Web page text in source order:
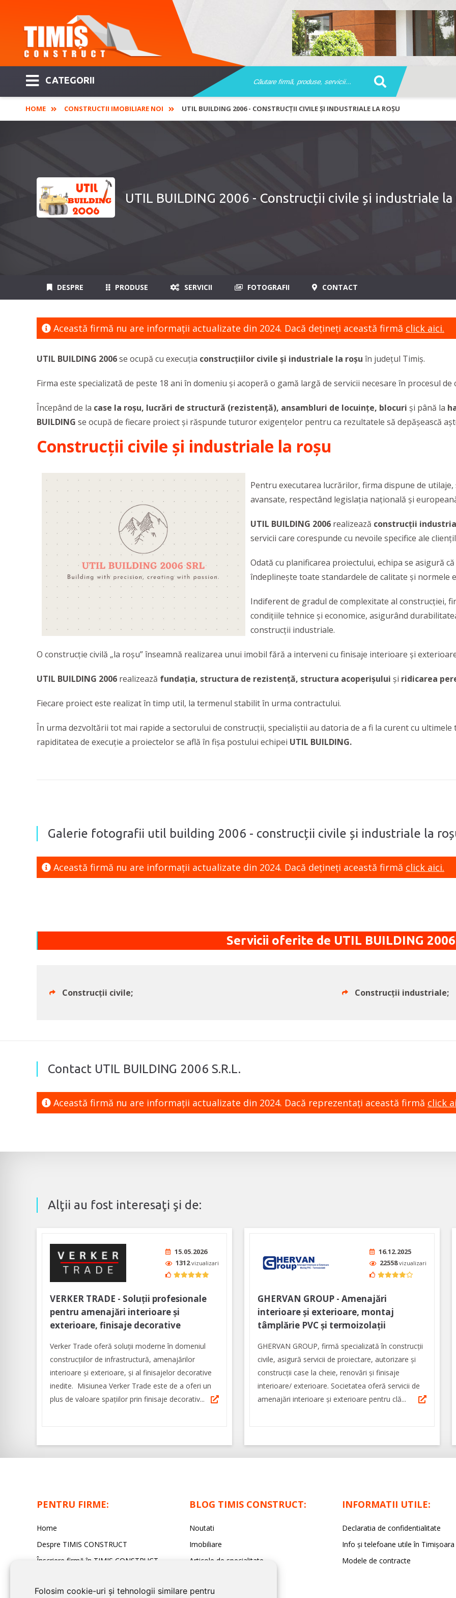
Folosim cookie-uri și tehnologii similare pentru
CATEGORII
HOME CONSTRUCTII IMOBILIARE NOI UTIL BUILDING 2006 - CONSTRUCȚII CIVILE ȘI INDUSTRIALE LA ROȘU
UTIL BUILDING 2006 - Construcții civile și industriale la
DESPRE PRODUSE SERVICII FOTOGRAFII CONTACT
Această firmă nu are informaţii actualizate din 2024. Dacă dețineți această firmă click aici.
UTIL BUILDING 2006se ocupă cu execuția construcțiilor civile și industriale la roșu în județul Timiș.
Firma este specializată de peste 18 ani în domeniu și acoperă o gamă largă de servicii necesare în procesul
Începând de la case la roșu, lucrări de structură (rezistență), ansambluri de locuințe, blocuri și până la
BUILDING se ocupă de fiecare proiect și răspunde tuturor exigențelor pentru ca rezultatele să depășească
Construcții civile și industriale la roșu
Pentru executarea lucrărilor, firma dispune de
avansate, respectând legislația națională și
UTIL BUILDING 2006 realizează construcții
servicii care corespunde cu nevoile specifice ale
Odată cu planificarea proiectului, echipa se asigură
îndeplinește toate standardele de calitate și normele
Indiferent de gradul de complexitate al construcției,
condițiile tehnice și economice, asigurând
construcții industriale.
O construcție civilă „la roșu” înseamnă realizarea unui imobil fără a interveni cu finisaje interioare și
UTIL BUILDING 2006 realizează fundația, structura de rezistență, structura acoperișului și ridicarea
Fiecare proiect este realizat în timp util, la termenul stabilit în urma contractului.
În urma dezvoltării tot mai rapide a sectorului de construcții, specialiștii au datoria de a fi la curent cu
rapiditatea de execuție a proiectelor se află în fișa postului echipei UTIL BUILDING.
Galerie fotografii util building 2006 - construcții civile și industriale la
Această firmă nu are informaţii actualizate din 2024. Dacă dețineți această firmă click aici.
Servicii oferite de UTIL BUILDING
Construcții civile; Construcții industriale;
Contact UTIL BUILDING 2006 S.R.L.
Această firmă nu are informaţii actualizate din 2024. Dacă reprezentaţi această firmă click
Alţii au fost interesaţi şi de:
15.05.2026
1312vizualizari
VERKER TRADE - Soluţii profesionale
pentru amenajări interioare şi
exterioare, finisaje decorative
Verker Trade oferă soluţii moderne în domeniul
construcţiilor de infrastructură, amenajărilor
interioare şi exterioare, şi al finisajelor decorative
inedite. Misiunea Verker Trade este de a oferi un
plus de valoare spaţiilor prin finisaje decorativ...
16.12.2025
22558vizualizari
GHERVAN GROUP - Amenajări
interioare și exterioare, montaj
tâmplărie PVC și termoizolații
GHERVAN GROUP, firmă specializată în construcții
civile, asigură servicii de proiectare, autorizare și
construcții case la cheie, renovări și finisaje
interioare/ exterioare. Societatea oferă servicii de
amenajări interioare și exterioare pentru clă...
PENTRU FIRME:
Home
Despre TIMIS CONSTRUCT
Înscriere firmă în TIMIS CONSTRUCT
BLOG TIMIS CONSTRUCT:
Noutati
Imobiliare
Articole de specialitate
INFORMATII UTILE:
Declaratia de confidentialitate
Info și telefoane utile în Timișoara
Modele de contracte